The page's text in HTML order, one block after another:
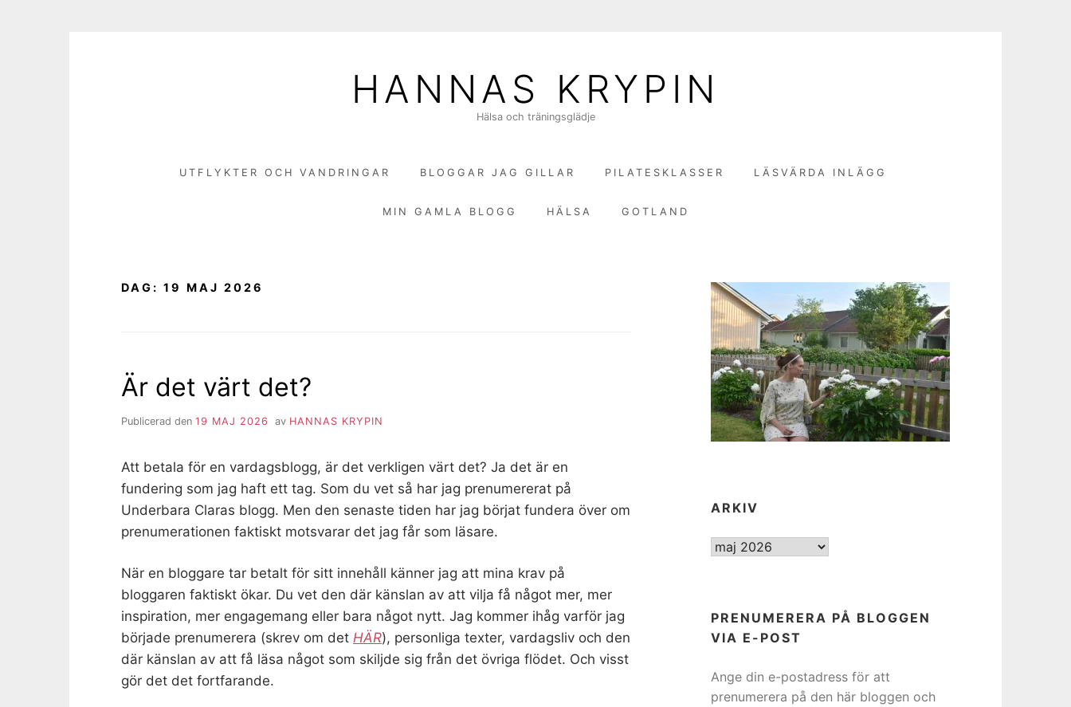
HANNAS KRYPIN
Hälsa och träningsglädje
UTFLYKTER OCH VANDRINGAR BLOGGAR JAG GILLAR PILATESKLASSER LÄSVÄRDA INLÄGG
MIN GAMLA BLOGG HÄLSA GOTLAND
DAG: 19 MAJ 2026
Är det värt det?
Publicerad den 19 MAJ 2026 av HANNAS KRYPIN
Att betala för en vardagsblogg, är det verkligen värt det? Ja det är en
fundering som jag haft ett tag. Som du vet så har jag prenumererat på
Underbara Claras blogg. Men den senaste tiden har jag börjat fundera över om
prenumerationen faktiskt motsvarar det jag får som läsare.
När en bloggare tar betalt för sitt innehåll känner jag att mina krav på
bloggaren faktiskt ökar. Du vet den där känslan av att vilja få något mer, mer
inspiration, mer engagemang eller bara något nytt. Jag kommer ihåg varför jag
började prenumerera (skrev om det HÄR), personliga texter, vardagsliv och den
där känslan av att få läsa något som skiljde sig från det övriga flödet. Och visst
gör det det fortfarande.
ARKIV
ARKIV
PRENUMERERA PÅ BLOGGEN
VIA E-POST
Ange din e-postadress för att
prenumerera på den här bloggen och